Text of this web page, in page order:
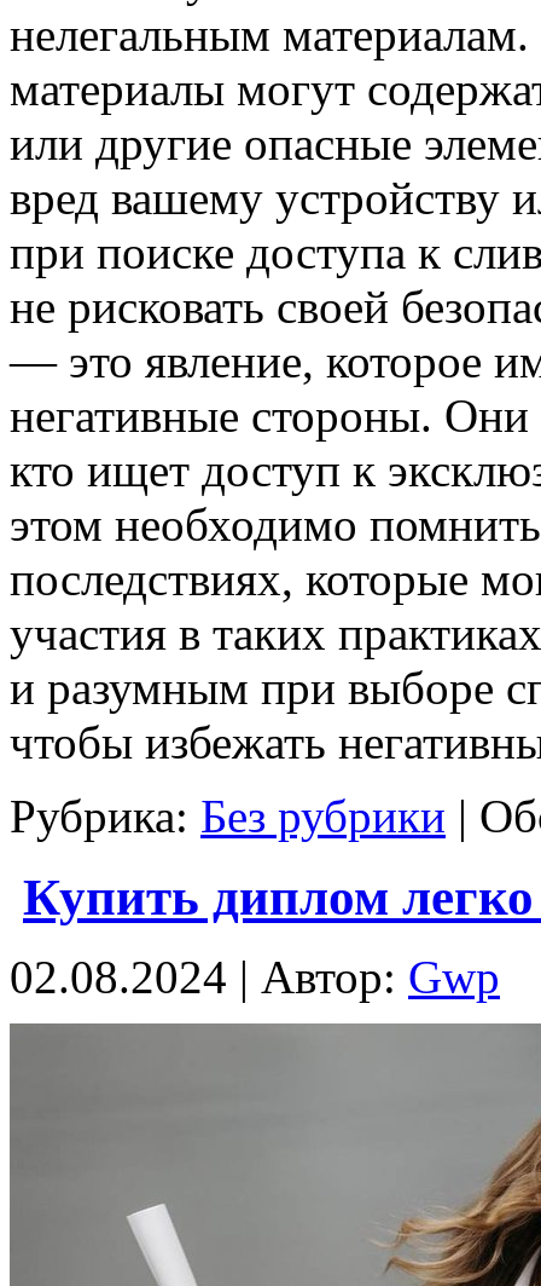
нелегальным
материалы могут
или другие опасные
вред вашему
при поиске доступа к
не рисковать своей
— это явление, которое
негативные стороны.
кто ищет доступ к
этом необходимо
последствиях, которые
участия в таких
и разумным при выборе
чтобы избежать
Рубрика: Без рубрики |
Купить диплом
02.08.2024 | Автор: Gwp